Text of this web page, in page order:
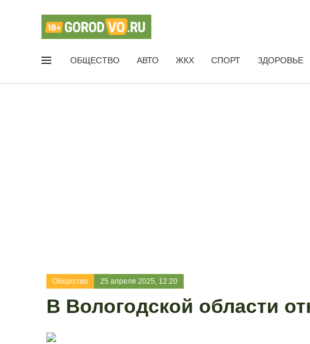
ОБЩЕСТВО АВТО ЖКХ СПОРТ ЗДОРОВЬЕ
Общество 25 апреля 2025, 12:20
В Вологодской области